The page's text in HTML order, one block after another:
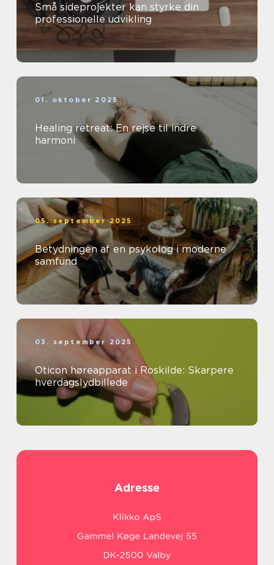
Små sideprojekter kan styrke din
professionelle udvikling
01. oktober 2025
Healing retreat: En rejse til indre
harmoni
05. september 2025
Betydningen af en psykolog i moderne
samfund
03. september 2025
Oticon høreapparat i Roskilde: Skarpere
hverdagslydbillede
Adresse